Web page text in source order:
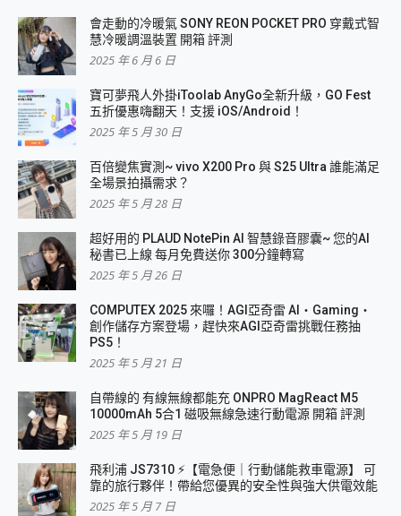
會走動的冷暖氣 SONY REON POCKET PRO 穿戴式智
慧冷暖調溫裝置 開箱 評測
2025 年 6 月 6 日
寶可夢飛人外掛iToolab AnyGo全新升級，GO Fest
五折優惠嗨翻天！支援 iOS/Android！
2025 年 5 月 30 日
百倍變焦實測~ vivo X200 Pro 與 S25 Ultra 誰能滿足
全場景拍攝需求？
2025 年 5 月 28 日
超好用的 PLAUD NotePin AI 智慧錄音膠囊~ 您的AI
秘書已上線 每月免費送你 300分鐘轉寫
2025 年 5 月 26 日
COMPUTEX 2025 來囉！AGI亞奇雷 AI・Gaming・
創作儲存方案登場，趕快來AGI亞奇雷挑戰任務抽
PS5！
2025 年 5 月 21 日
自帶線的 有線無線都能充 ONPRO MagReact M5
10000mAh 5合1 磁吸無線急速行動電源 開箱 評測
2025 年 5 月 19 日
飛利浦 JS7310 ⚡【電急便｜行動儲能救車電源】 可
靠的旅行夥伴！帶給您優異的安全性與強大供電效能
2025 年 5 月 7 日